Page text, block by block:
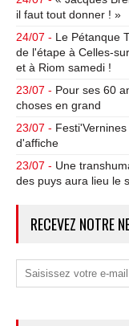
il faut tout donner ! »
24/07 - Le Pétanque
de l'étape à Celles-
et à Riom samedi !
23/07 - Pour ses 60
choses en grand
23/07 -
d'affiche
23/07 - Une
des puys aura lieu le
RECEVEZ NOTRE